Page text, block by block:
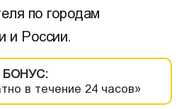
по городам
и России.
БОНУС:
в течение 24 часов»